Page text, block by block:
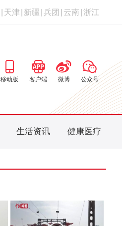
天津 新疆 兵团 云南 浙江
移动版 客户端 微博 公众号
生活资讯 健康医疗